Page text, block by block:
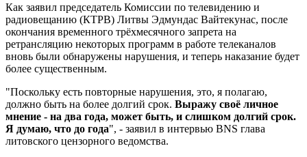
Как заявил председатель Комиссии по телевидению и
радиовещанию (КТРВ) Литвы Эдмундас Вайтекунас, после
окончания временного трёхмесячного запрета на
ретрансляцию некоторых программ в работе телеканалов
вновь были обнаружены нарушения, и теперь наказание будет
более существенным.
"Поскольку есть повторные нарушения, это, я полагаю,
должно быть на более долгий срок. Выражу своё личное
мнение - на два года, может быть, и слишком долгий срок.
Я думаю, что до года", - заявил в интервью BNS глава
литовского цензорного ведомства.